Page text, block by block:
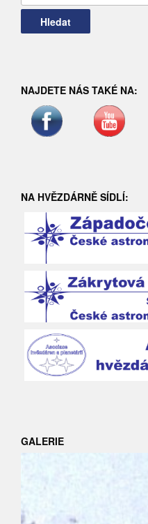
NAJDETE NÁS TAKÉ NA:
NA HVĚZDÁRNĚ SÍDLÍ:
GALERIE